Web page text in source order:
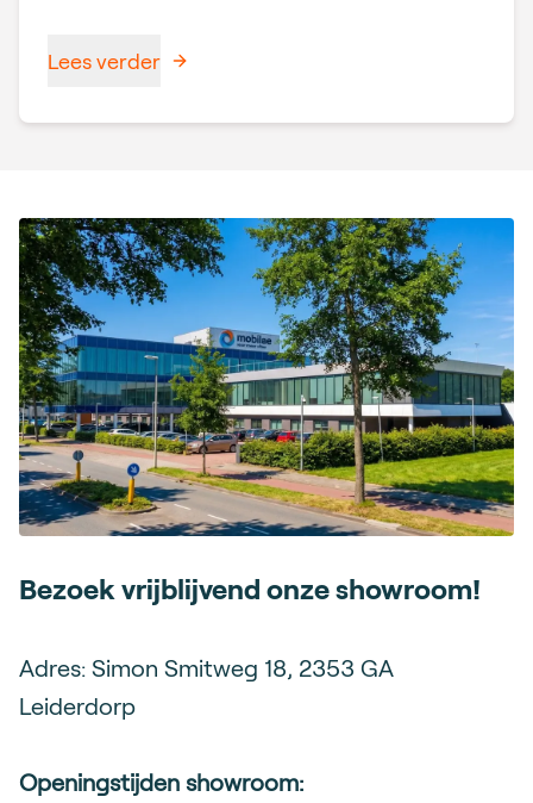
Lees verder
Bezoek vrijblijvend onze showroom!
Adres: Simon Smitweg 18, 2353 GA
Leiderdorp
Openingstijden showroom: